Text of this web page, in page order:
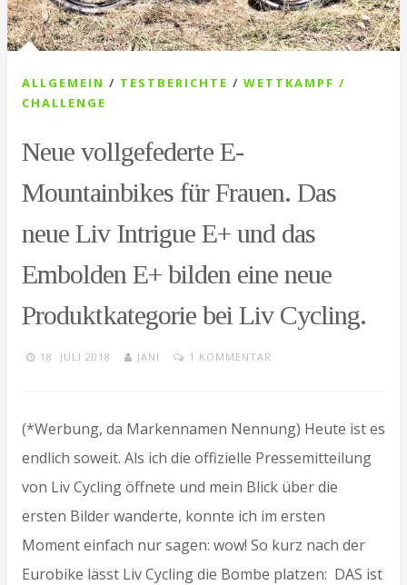
ALLGEMEIN / TESTBERICHTE / WETTKAMPF /
CHALLENGE
Neue vollgefederte E-
Mountainbikes für Frauen. Das
neue Liv Intrigue E+ und das
Embolden E+ bilden eine neue
Produktkategorie bei Liv Cycling.
18. JULI 2018 JANI 1 KOMMENTAR
(*Werbung, da Markennamen Nennung) Heute ist es
endlich soweit. Als ich die offizielle Pressemitteilung
von Liv Cycling öffnete und mein Blick über die
ersten Bilder wanderte, konnte ich im ersten
Moment einfach nur sagen: wow! So kurz nach der
Eurobike lässt Liv Cycling die Bombe platzen: DAS ist